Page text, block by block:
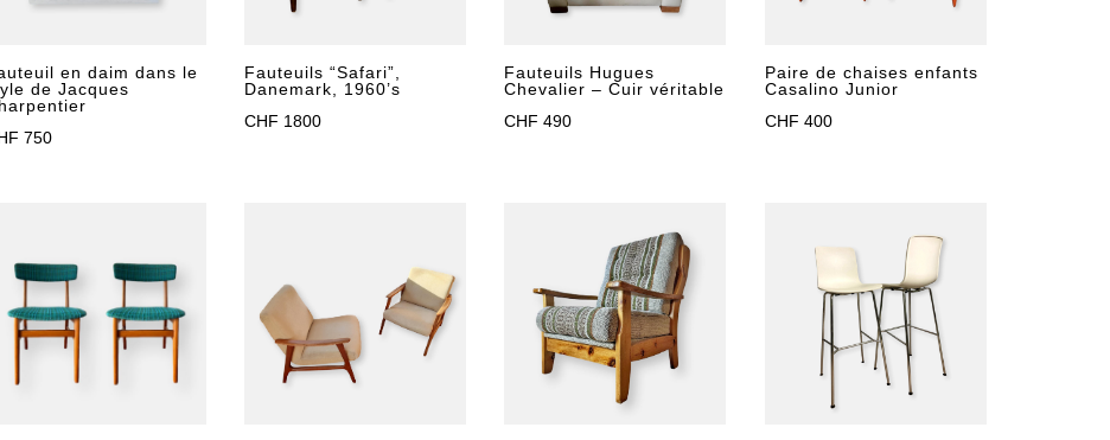
en daim dans le
de Jacques
750
Fauteuils “Safari”,
Danemark, 1960’s
CHF 1800
Fauteuils Hugues
Chevalier – Cuir véritable
CHF 490
Paire de chaises enfants
Casalino Junior
CHF 400